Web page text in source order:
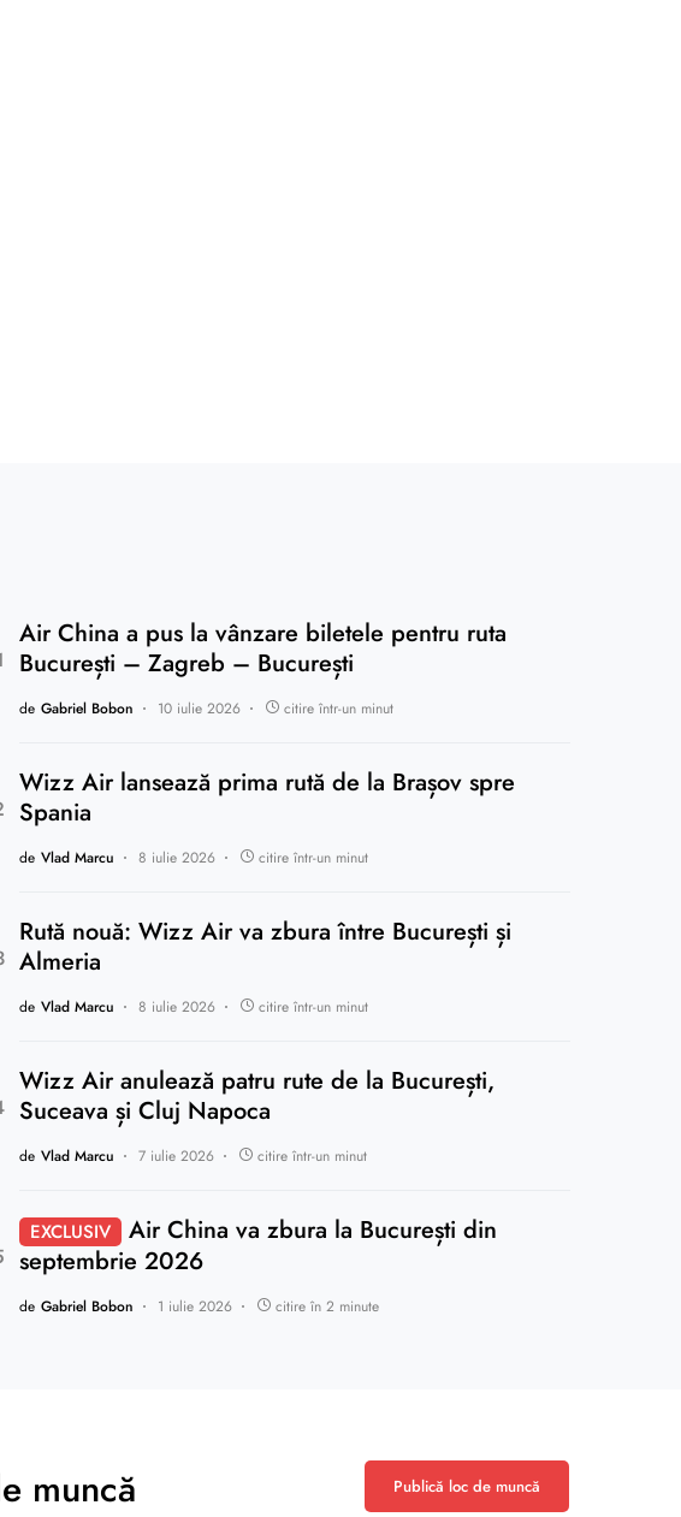
Air China a pus la vânzare biletele pentru ruta
București – Zagreb – București
de Gabriel Bobon 10 iulie 2026 citire într-un minut
Wizz Air lansează prima rută de la Brașov spre
Spania
de Vlad Marcu 8 iulie 2026 citire într-un minut
Rută nouă: Wizz Air va zbura între București și
Almeria
de Vlad Marcu 8 iulie 2026 citire într-un minut
Wizz Air anulează patru rute de la București,
Suceava și Cluj Napoca
de Vlad Marcu 7 iulie 2026 citire într-un minut
EXCLUSIV
Air China va zbura la București din
septembrie 2026
de Gabriel Bobon 1 iulie 2026 citire în 2 minute
muncă Publică loc de muncă